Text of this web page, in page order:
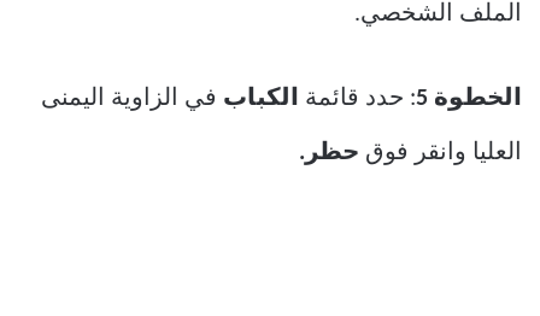
الملف الشخصي.
الخطوة 5 : حدد قائمة الكباب في الزاوية اليمنى
العليا وانقر فوق حظر.